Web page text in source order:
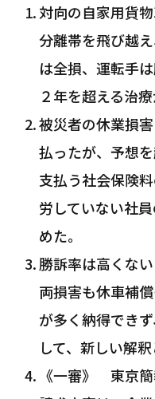
対向の自家用貨
分離帯を飛び越
は全損、運転手
２年を超える治
被災者の休業損
払ったが、予想
支払う社会保険
労していない社
めた。
勝訴率は高くな
両損害も休車補
が多く納得でき
して、新しい解
《一審》 東京簡